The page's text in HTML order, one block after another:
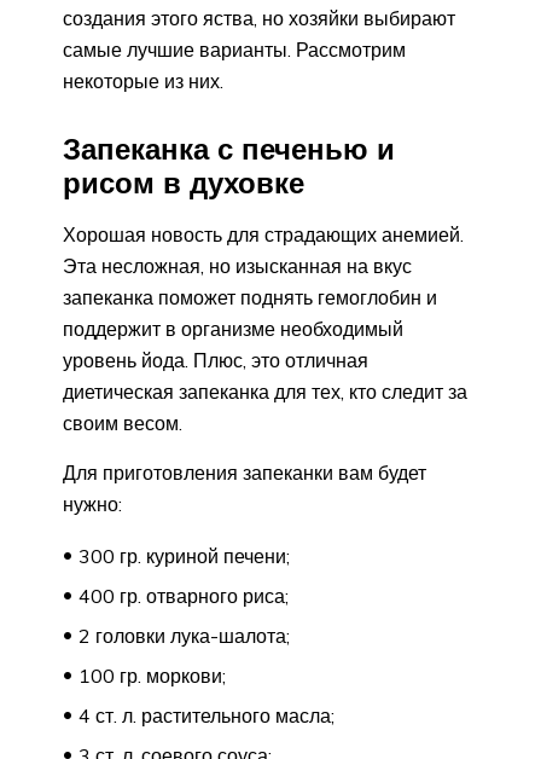
создания этого яства, но хозяйки выбирают
самые лучшие варианты. Рассмотрим
некоторые из них.
Запеканка с печенью и
рисом в духовке
Хорошая новость для страдающих анемией.
Эта несложная, но изысканная на вкус
запеканка поможет поднять гемоглобин и
поддержит в организме необходимый
уровень йода. Плюс, это отличная
диетическая запеканка для тех, кто следит за
своим весом.
Для приготовления запеканки вам будет
нужно:
300 гр. куриной печени;
400 гр. отварного риса;
2 головки лука-шалота;
100 гр. моркови;
4 ст. л. растительного масла;